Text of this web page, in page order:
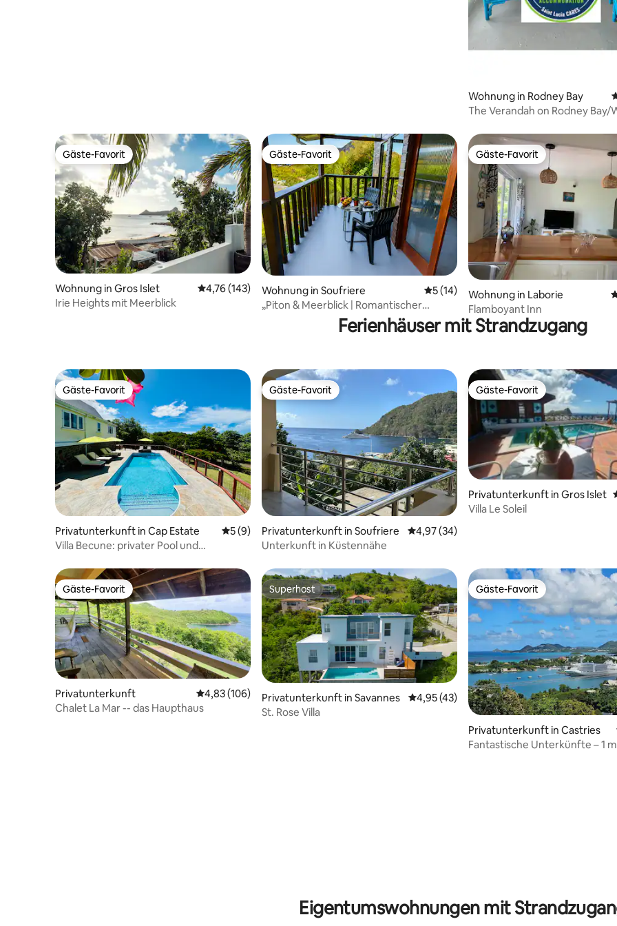
Wohnung in Rodney Bay
The Verandah on Rodney Bay/
Gäste-Favorit
Gäste-Favorit
Wohnung in Gros Islet Durchschnittliche Bewertung: 4,76 von 5, 143 Bewertungen
4,76 (143)
Irie Heights mit Meerblick
Gäste-Favorit
Gäste-Favorit
Wohnung in Soufriere Durchschnittliche Bewertung: 5 von 5,
5 (14)
„Piton & Meerblick | Romantischer
Rückzugsort mit Balkon“
Gäste-Favorit
Gäste-Favorit
Wohnung in Laborie
Flamboyant Inn
Ferienhäuser mit Strandzugang
Gäste-Favorit
Gäste-Favorit
Privatunterkunft in Cap Estate Durchschnittliche Bewertung: 5 von 5, 9 Bewertungen
5 (9)
Villa Becune: privater Pool und
Gäste-Favorit
Gäste-Favorit
Privatunterkunft in Soufriere Durchschnittliche Bewertung: 4,97 von 5,
4,97 (34)
Unterkunft in Küstennähe
Gäste-Favorit
Gäste-Favorit
Privatunterkunft in Gros Islet
Villa Le Soleil
Gäste-Favorit
Gäste-Favorit
Privatunterkunft Durchschnittliche Bewertung: 4,83 von 5, 106 Bewertungen
4,83 (106)
Chalet La Mar -- das Haupthaus
Superhost
Superhost
Privatunterkunft in Savannes Durchschnittliche Bewertung: 4,95 von 5,
4,95 (43)
St. Rose Villa
Gäste-Favorit
Gäste-Favorit
Privatunterkunft in Castries
Fantastische Unterkünfte – 1
Eigentumswohnungen mit